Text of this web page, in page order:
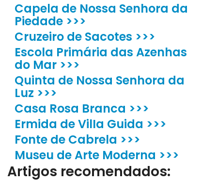
Capela de Nossa Senhora da
Piedade >>>
Cruzeiro de Sacotes >>>
Escola Primária das Azenhas
do Mar >>>
Quinta de Nossa Senhora da
Luz >>>
Casa Rosa Branca >>>
Ermida de VilIa Guida >>>
Fonte de Cabrela >>>
Museu de Arte Moderna >>>
Artigos recomendados: